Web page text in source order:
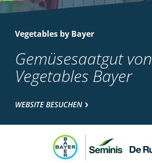
Vegetables by Bayer
Gemüsesaatgut von
Vegetables Bayer
WEBSITE BESUCHEN